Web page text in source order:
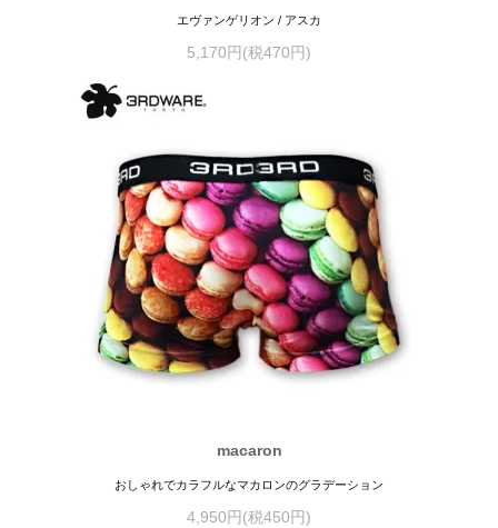
エヴァンゲリオン / アスカ
5,170円(税470円)
macaron
おしゃれでカラフルなマカロンのグラデーション
4,950円(税450円)